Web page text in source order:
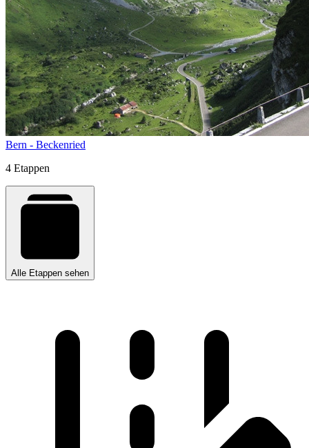
Bern - Beckenried
4 Etappen
Alle Etappen sehen